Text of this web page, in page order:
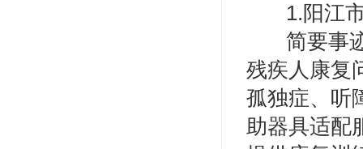
1.阳江
简要事
残疾人康复
孤独症、听
助器具适配